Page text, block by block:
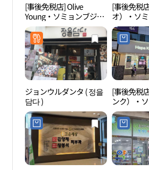
[事後免税店] Olive
Young・ソミョンブジョ
ンジュンアン（西面釜田
中央）店(올리브영 서면
부전중앙점)
[事後免税
オ）・ソ
ン（西面
오 서면중
ジョンウルダンタ ( 정을
담다 )
[事後免税
ンク）・
面）店(윙